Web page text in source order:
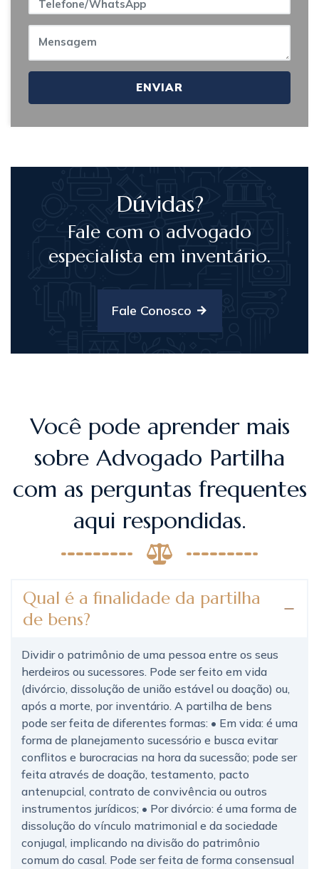
ENVIAR
Dúvidas?
Fale com o advogado
especialista em inventário.
Fale Conosco
Você pode aprender mais
sobre Advogado Partilha
com as perguntas frequentes
aqui respondidas.
Qual é a finalidade da partilha
de bens?
Dividir o patrimônio de uma pessoa entre os seus
herdeiros ou sucessores. Pode ser feito em vida
(divórcio, dissolução de união estável ou doação) ou,
após a morte, por inventário. A partilha de bens
pode ser feita de diferentes formas: • Em vida: é uma
forma de planejamento sucessório e busca evitar
conflitos e burocracias na hora da sucessão; pode ser
feita através de doação, testamento, pacto
antenupcial, contrato de convivência ou outros
instrumentos jurídicos; • Por divórcio: é uma forma de
dissolução do vínculo matrimonial e da sociedade
conjugal, implicando na divisão do patrimônio
comum do casal. Pode ser feita de forma consensual